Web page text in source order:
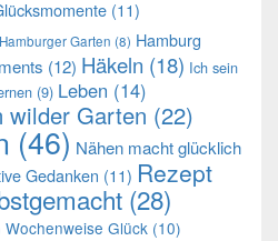
(11)
Hamburger Garten (8) Hamburg
(12) Häkeln (18) Ich sein
(9) Leben (14)
wilder Garten (22)
(46) Nähen macht glücklich
Gedanken (11) Rezept
(28)
Wochenweise Glück (10)